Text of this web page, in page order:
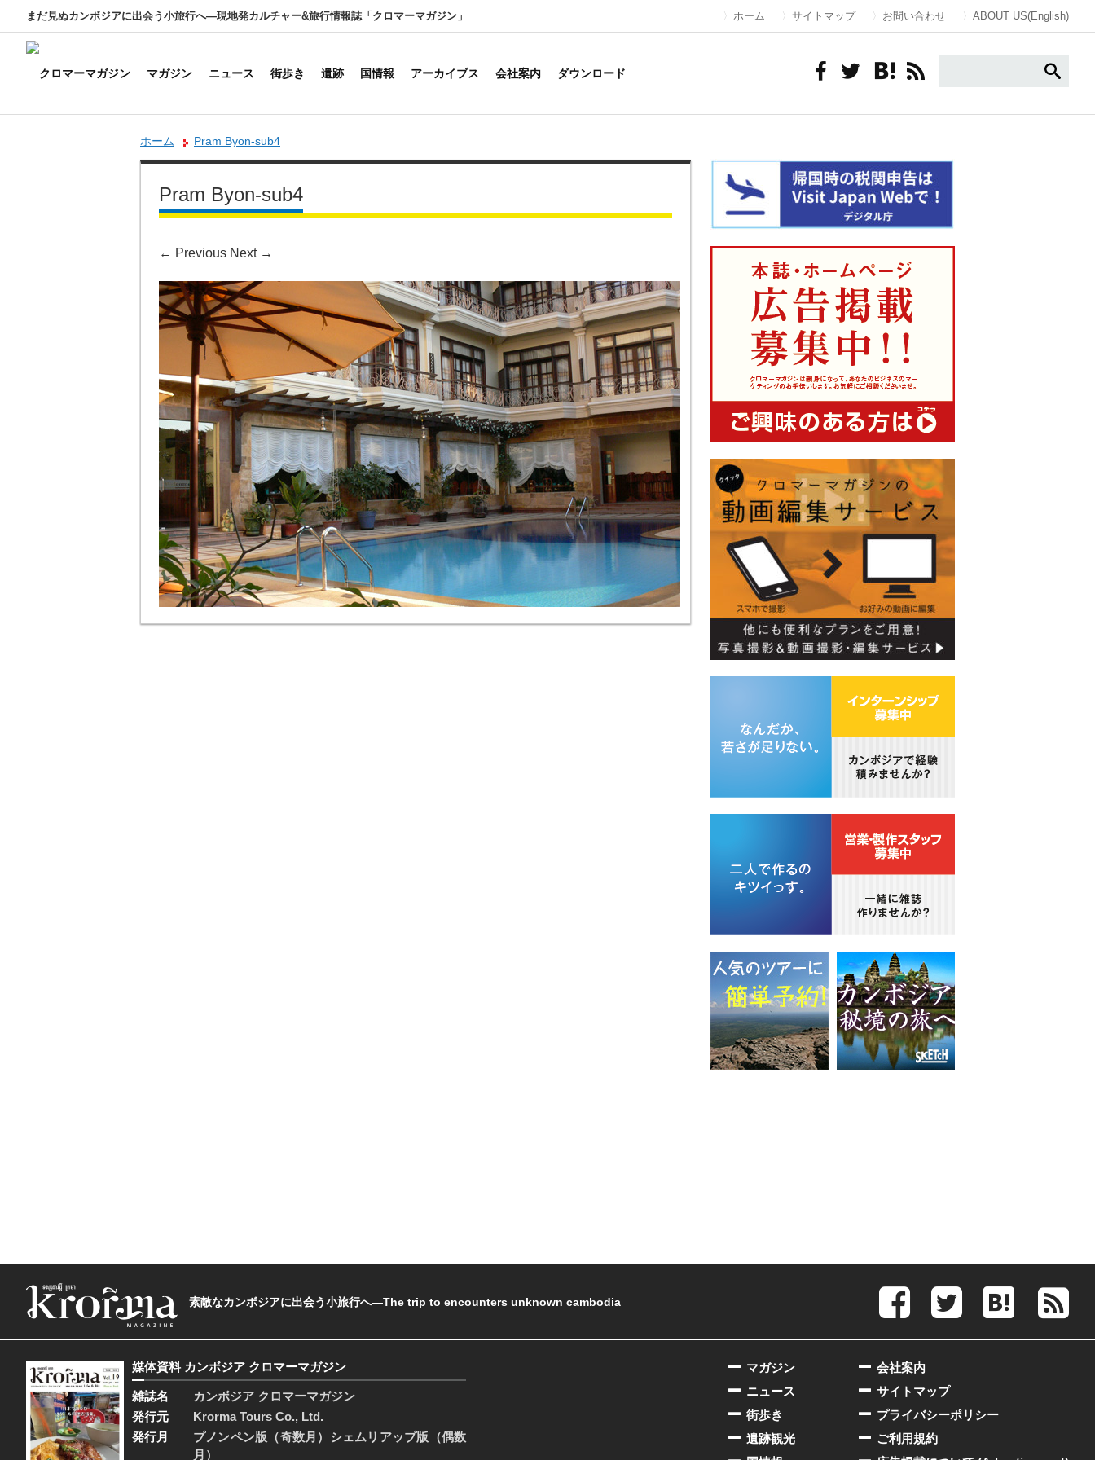
まだ見ぬカンボジアに出会う小旅行へ―現地発カルチャー&旅行情報誌「クロマーマガジン」 ホーム サイトマップ お問い合わせ ABOUT US(English)
マガジン ニュース 街歩き 遺跡 国情報 アーカイブス 会社案内 ダウンロード
ホーム Pram Byon-sub4
Pram Byon-sub4
← Previous Next →
素敵なカンボジアに出会う小旅行へ―The trip to encounters unknown cambodia
媒体資料 カンボジア クロマーマガジン
雑誌名
カンボジア クロマーマガジン
発行元
Krorma Tours Co., Ltd.
発行月
プノンペン版（奇数月）シェムリアップ版（偶数
月）
会社案内
サイトマップ
プライバシーポリシー
ご利用規約
マガジン
ニュース
街歩き
遺跡観光